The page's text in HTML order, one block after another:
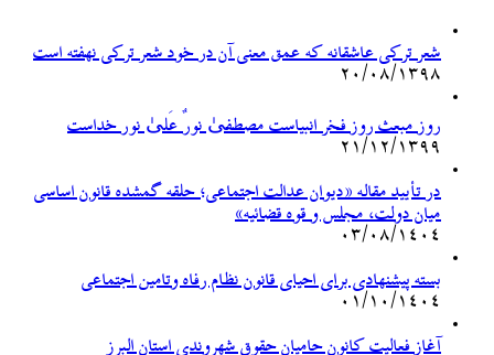
شعر ترکی عاشقانه که عمق معنی آن در خود شعر ترکی نهفته است
۲۰/۰۸/۱۳۹۸
روز مبعث روز فخر انبیاست مصطفیٰ نورٌ عَلیٰ نور خداست
۲۱/۱۲/۱۳۹۹
در تأیید مقاله «دیوان عدالت اجتماعی؛ حلقه گمشده قانون اساسی
میان دولت، مجلس و قوه قضائیه»
۰۳/۰۸/۱۴۰۴
بسته پیشنهادی برای احیای قانون نظام رفاه وتامین اجتماعی
۰۱/۱۰/۱۴۰۴
آغاز فعالیت کانون حامیان حقوق شهروندی استان البرز